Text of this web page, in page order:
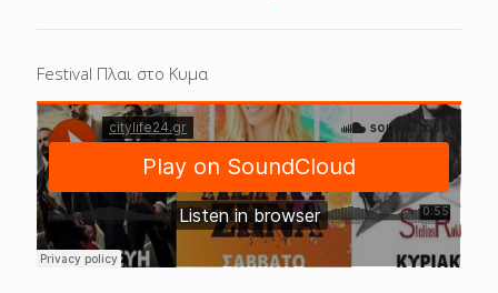
Festival Πλαι στο Κυμα